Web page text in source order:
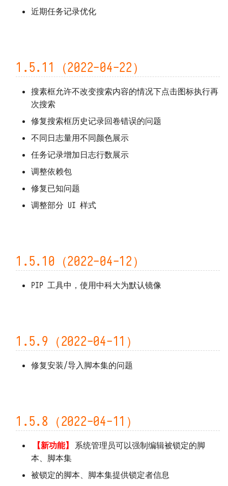
近期任务记录优化
1.5.11（2022-04-22）
搜素框允许不改变搜索内容的情况下点击图标执行再
次搜索
修复搜索框历史记录回卷错误的问题
不同日志量用不同颜色展示
任务记录增加日志行数展示
调整依赖包
修复已知问题
调整部分 UI 样式
1.5.10（2022-04-12）
PIP 工具中，使用中科大为默认镜像
1.5.9（2022-04-11）
修复安装/导入脚本集的问题
1.5.8（2022-04-11）
【新功能】
系统管理员可以强制编辑被锁定的脚
本、脚本集
被锁定的脚本、脚本集提供锁定者信息